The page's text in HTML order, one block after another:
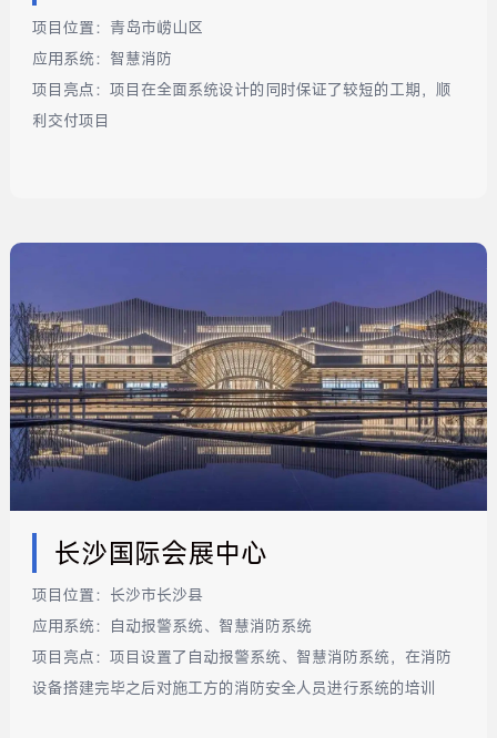
项目位置： 青岛市崂山区
应用系统： 智慧消防
项目亮点： 项目在全面系统设计的同时保证了较短的工期，顺
利交付项目
长沙国际会展中心
项目位置： 长沙市长沙县
应用系统： 自动报警系统、智慧消防系统
项目亮点： 项目设置了自动报警系统、智慧消防系统，在消防
设备搭建完毕之后对施工方的消防安全人员进行系统的培训